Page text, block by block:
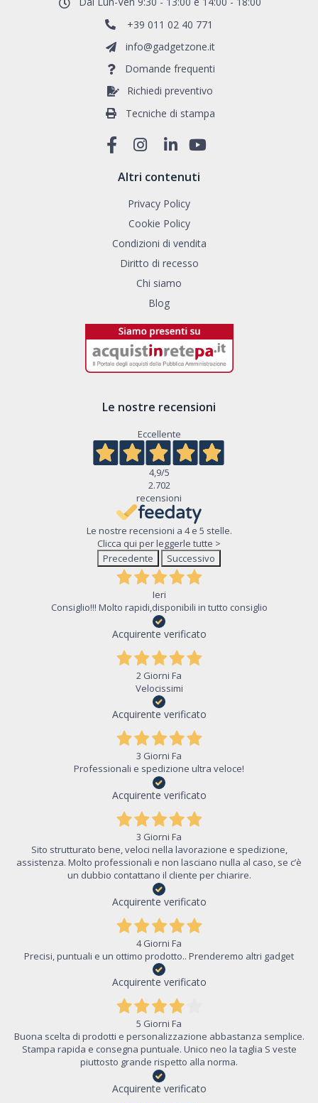
+39 011 02 40 771
info@gadgetzone.it
Domande frequenti
Richiedi preventivo
Tecniche di stampa
Altri contenuti
Privacy Policy
Cookie Policy
Condizioni di vendita
Diritto di recesso
Chi siamo
Blog
Le nostre recensioni
Eccellente
4,9/5
2.702
recensioni
Le nostre recensioni a 4 e 5 stelle.
Clicca qui per leggerle tutte >
Precedente
Successivo
Ieri
Consiglio!!! Molto rapidi,disponibili in tutto consiglio
Acquirente verificato
2 Giorni Fa
Velocissimi
Acquirente verificato
3 Giorni Fa
Professionali e spedizione ultra veloce!
Acquirente verificato
3 Giorni Fa
Sito strutturato bene, veloci nella lavorazione e spedizione,
assistenza. Molto professionali e non lasciano nulla al caso, se c’è
un dubbio contattano il cliente per chiarire.
Acquirente verificato
4 Giorni Fa
Precisi, puntuali e un ottimo prodotto.. Prenderemo altri gadget
Acquirente verificato
5 Giorni Fa
Buona scelta di prodotti e personalizzazione abbastanza semplice.
Stampa rapida e consegna puntuale. Unico neo la taglia S veste
piuttosto grande rispetto alla norma.
Acquirente verificato